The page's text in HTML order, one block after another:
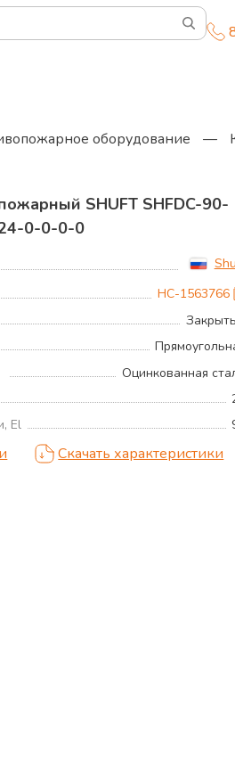
оборудование —
SHUFT SHFDC-90-
0-0-0-0
НС-1563766
Оцинкованная
El
Скачать характеристики